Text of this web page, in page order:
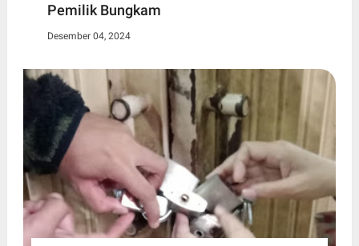
Pemilik Bungkam
Desember 04, 2024